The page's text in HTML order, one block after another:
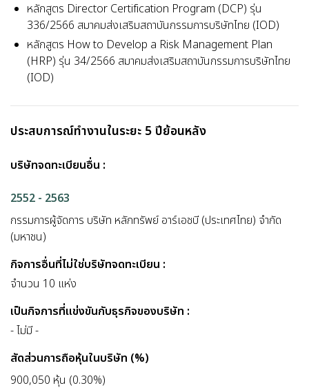
หลักสูตร Director Certification Program (DCP) รุ่น
336/2566 สมาคมส่งเสริมสถาบันกรรมการบริษัทไทย (IOD)
หลักสูตร How to Develop a Risk Management Plan
(HRP) รุ่น 34/2566 สมาคมส่งเสริมสถาบันกรรมการบริษัทไทย
(IOD)
ประสบการณ์ทำงานในระยะ 5 ปีย้อนหลัง
บริษัทจดทะเบียนอื่น :
2552 - 2563
กรรมการผู้จัดการ บริษัท หลักทรัพย์ อาร์เอชบี (ประเทศไทย) จำกัด
(มหาชน)
กิจการอื่นที่ไม่ใช่บริษัทจดทะเบียน :
จำนวน 10 แห่ง
เป็นกิจการที่แข่งขันกับธุรกิจของบริษัท :
- ไม่มี -
สัดส่วนการถือหุ้นในบริษัท (%)
900,050 หุ้น (0.30%)